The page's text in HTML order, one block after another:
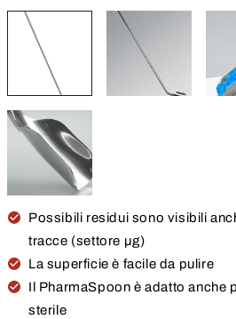
Possibili residui sono visibili
tracce (settore µg)
La superficie è facile da pulire
Il PharmaSpoon è adatto anche
sterile